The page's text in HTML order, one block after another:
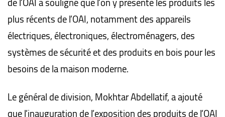
plus récents de l’OAI, notamment des appareils
électriques, électroniques, électroménagers, des
systèmes de sécurité et des produits en bois pour les
besoins de la maison moderne.
Le général de division, Mokhtar Abdellatif, a ajouté